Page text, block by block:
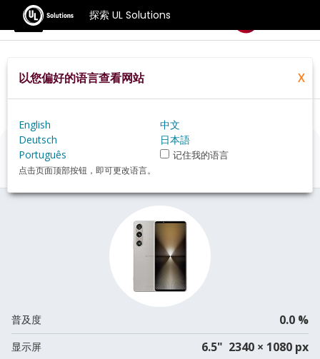
探索 UL Solutions
基准测试
Home Zh Hans Hardware
Sony+Xperia+1+VI+review
Sony Xperia 1 VI评估
普及度 0.0 %
显示屏 6.5" 2340 × 1080 px
以您偏好的语言查看网站 X
English
中文
Deutsch
日本語
Português
记住我的语言
点击页面顶部按钮，即可更改语言。